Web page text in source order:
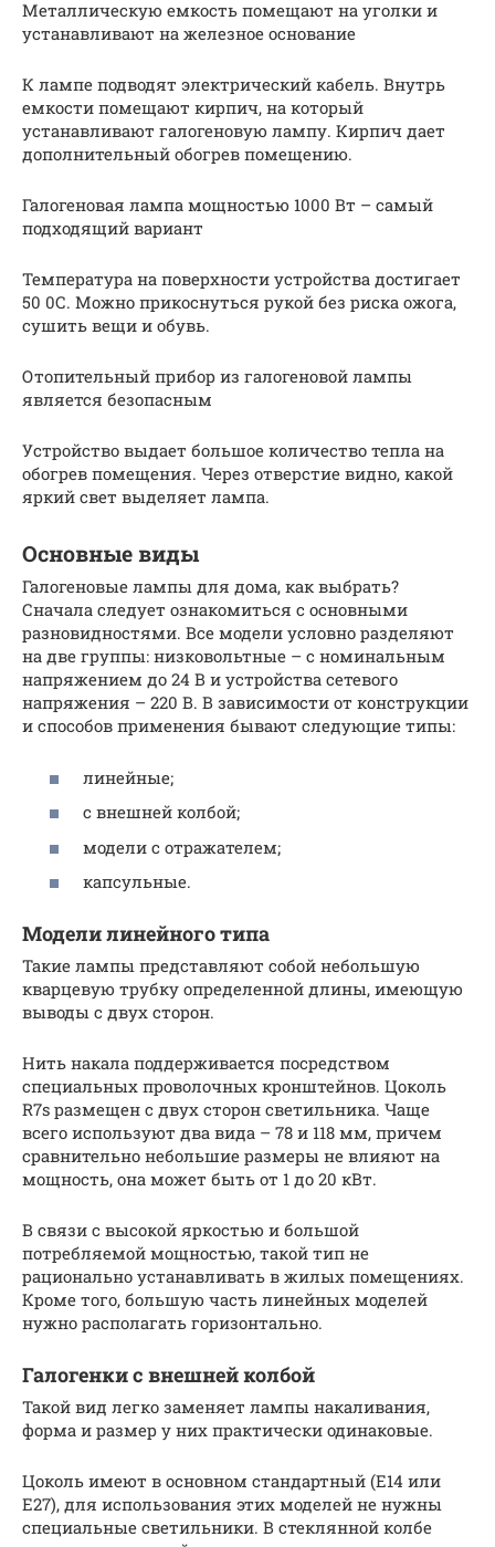
Металлическую емкость помещают на уголки и
устанавливают на железное основание
К лампе подводят электрический кабель. Внутрь
емкости помещают кирпич, на который
устанавливают галогеновую лампу. Кирпич дает
дополнительный обогрев помещению.
Галогеновая лампа мощностью 1000 Вт – самый
подходящий вариант
Температура на поверхности устройства достигает
50 0С. Можно прикоснуться рукой без риска ожога,
сушить вещи и обувь.
Отопительный прибор из галогеновой лампы
является безопасным
Устройство выдает большое количество тепла на
обогрев помещения. Через отверстие видно, какой
яркий свет выделяет лампа.
Основные виды
Галогеновые лампы для дома, как выбрать?
Сначала следует ознакомиться с основными
разновидностями. Все модели условно разделяют
на две группы: низковольтные – с номинальным
напряжением до 24 В и устройства сетевого
напряжения – 220 В. В зависимости от конструкции
и способов применения бывают следующие типы:
линейные;
с внешней колбой;
модели с отражателем;
капсульные.
Модели линейного типа
Такие лампы представляют собой небольшую
кварцевую трубку определенной длины, имеющую
выводы с двух сторон.
Нить накала поддерживается посредством
специальных проволочных кронштейнов. Цоколь
R7s размещен с двух сторон светильника. Чаще
всего используют два вида ­– 78 и 118 мм, причем
сравнительно небольшие размеры не влияют на
мощность, она может быть от 1 до 20 кВт.
В связи с высокой яркостью и большой
потребляемой мощностью, такой тип не
рационально устанавливать в жилых помещениях.
Кроме того, большую часть линейных моделей
нужно располагать горизонтально.
Галогенки с внешней колбой
Такой вид легко заменяет лампы накаливания,
форма и размер у них практически одинаковые.
Цоколь имеют в основном стандартный (Е14 или
Е27), для использования этих моделей не нужны
специальные светильники. В стеклянной колбе